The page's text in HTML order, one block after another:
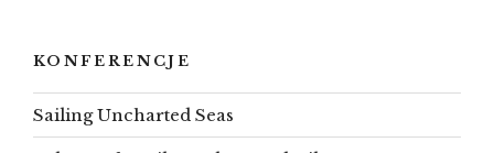
KONFERENCJE
Sailing Uncharted Seas